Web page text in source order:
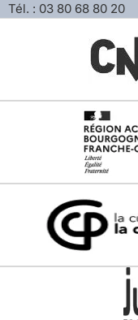
Tél. : 03 80 68 80 20